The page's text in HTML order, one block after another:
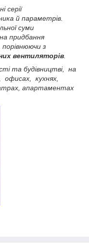
серії
й параметрів.
суми
придбання
порівнюючи з
вентиляторів
та будівництві, на
офисах, кухнях,
апартаментах